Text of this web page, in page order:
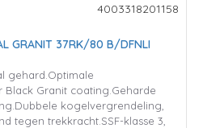
4003318201158
GRANIT 37RK/80 B/DFNLI
gehard.Optimale
Granit coating.Geharde
kogelvergrendeling,
tegen trekkracht.SSF-klasse 3,